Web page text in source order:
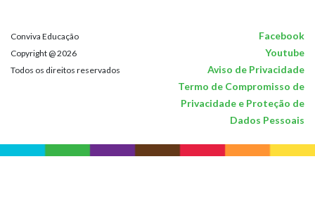
Conviva Educação Facebook
Copyright @ 2026 Youtube
Todos os direitos reservados
Aviso de Privacidade
Termo de Compromisso de
Privacidade e Proteção de
Dados Pessoais